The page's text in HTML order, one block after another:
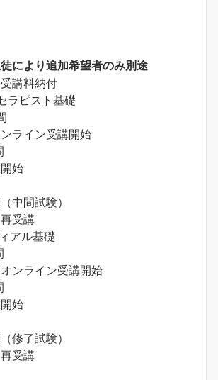
により追加希望者のみ別途
講料納付
ラピスト基礎
ライン受講開始
始
中間試験）
受講
アル基礎
ンライン受講開始
始
修了試験）
受講